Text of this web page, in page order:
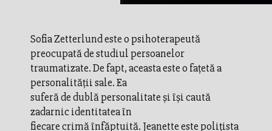
Sofia Zetterlund este o psihoterapeută
preocupată de studiul persoanelor
traumatizate. De fapt, aceasta este o faţetă a
personalităţii sale. Ea
suferă de dublă personalitate şi îşi caută
zadarnic identitatea în
fiecare crimă înfăptuită. Jeanette este poliţista